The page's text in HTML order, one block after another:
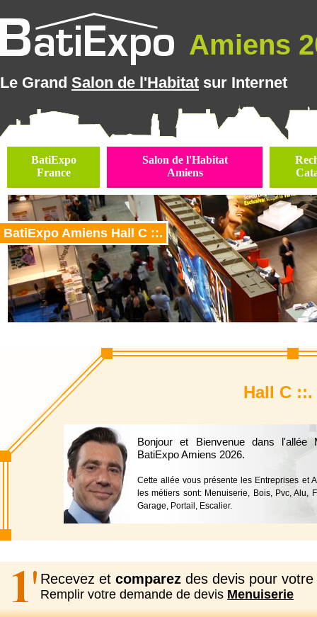
Amiens
Le Grand Salon de l'Habitat sur Internet
BatiExpo
France
Salon de l'Habitat
Amiens
BatiExpo Amiens Hall C ::.
Hall C
Bonjour et Bienvenue dans l'allée
BatiExpo Amiens 2026.
Cette allée vous présente les Entreprises et
les métiers sont: Menuiserie, Bois, Pvc, Alu,
Garage, Portail, Escalier.
Recevez et comparez des devis pour votre
Remplir votre demande de devis Menuiserie